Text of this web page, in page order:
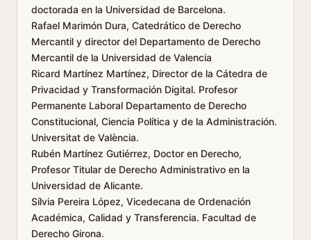
doctorada en la Universidad de Barcelona.
Rafael Marimón Dura, Catedrático de Derecho
Mercantil y director del Departamento de Derecho
Mercantil de la Universidad de Valencia
Ricard Martínez Martínez, Director de la Cátedra de
Privacidad y Transformación Digital. Profesor
Permanente Laboral Departamento de Derecho
Constitucional, Ciencia Política y de la Administración.
Universitat de València.
Rubén Martínez Gutiérrez, Doctor en Derecho,
Profesor Titular de Derecho Administrativo en la
Universidad de Alicante.
Sílvia Pereira López, Vicedecana de Ordenación
Académica, Calidad y Transferencia. Facultad de
Derecho Girona.